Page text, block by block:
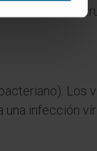
inhibir o
Los
una infección